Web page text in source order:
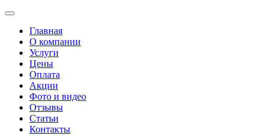
Перейти
содержимому
(нажмите
Enter)
Главная
О компании
Услуги
Цены
Оплата
Акции
Фото и видео
Отзывы
Статьи
Контакты